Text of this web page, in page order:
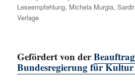
Leseempfehlung, Michela Murgia,
Verlage
Gefördert von der
Bundesregierung für